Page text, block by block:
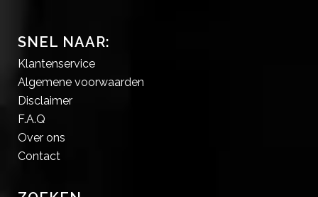
SNEL NAAR:
Klantenservice
Algemene voorwaarden
Disclaimer
F.A.Q
Over ons
Contact